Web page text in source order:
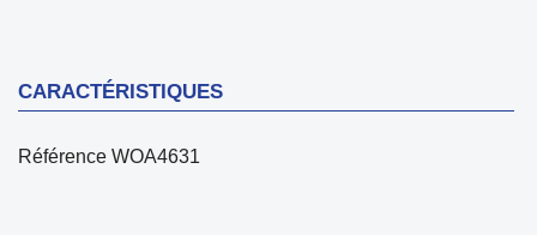
CARACTÉRISTIQUES
Référence WOA4631